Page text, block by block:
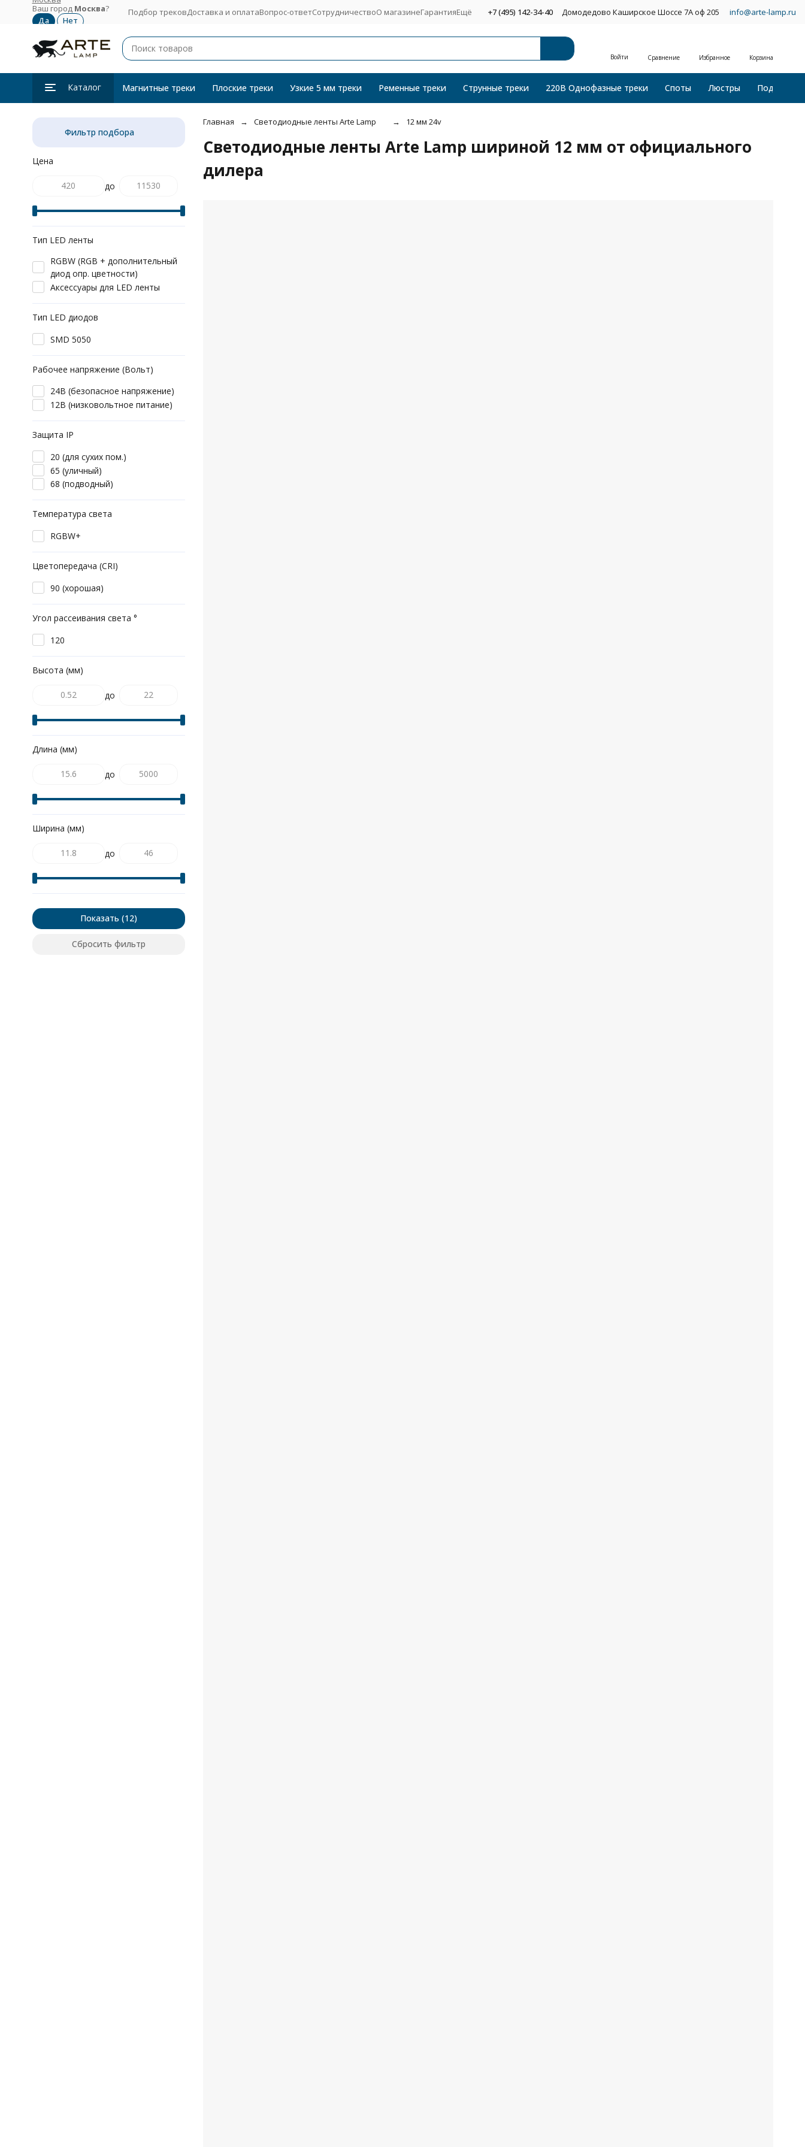
Ваш город Москва? Подбор трековДоставка и оплатаВопрос-ответСотрудничествоО магазинеГарантияЕщё +7 (495) 142-34-40 Домодедово Каширское Шоссе 7А оф 205 info@arte-lamp.ru
Войти Сравнение Избранное Корзина
Каталог Магнитные треки Плоские треки Узкие 5 мм треки Ременные треки Струнные треки 220В Однофазные треки Споты Люстры Подвесные
Главная Светодиодные ленты Arte Lamp 12 мм 24v
Светодиодные ленты Arte Lamp шириной 12 мм от официального
дилера
Фильтр подбора
Цена
до
Тип LED ленты
RGBW (RGB + дополнительный
диод опр. цветности)
Аксессуары для LED ленты
Тип LED диодов
SMD 5050
Рабочее напряжение (Вольт)
24В (безопасное напряжение)
12В (низковольтное питание)
Защита IP
20 (для сухих пом.)
65 (уличный)
68 (подводный)
Температура света
RGBW+
Цветопередача (CRI)
90 (хорошая)
Угол рассеивания света °
120
Высота (мм)
до
Длина (мм)
до
Ширина (мм)
до
Показать
Сбросить фильтр